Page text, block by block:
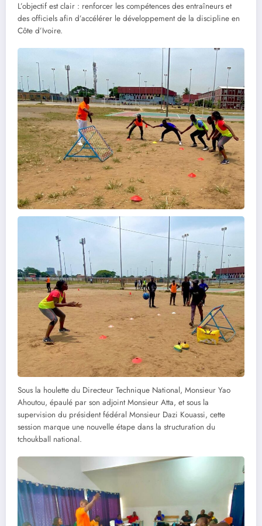
L’objectif est clair : renforcer les compétences des entraîneurs et
des officiels afin d’accélérer le développement de la discipline en
Côte d’Ivoire.
Sous la houlette du Directeur Technique National, Monsieur Yao
Ahoutou, épaulé par son adjoint Monsieur Atta, et sous la
supervision du président fédéral Monsieur Dazi Kouassi, cette
session marque une nouvelle étape dans la structuration du
tchoukball national.